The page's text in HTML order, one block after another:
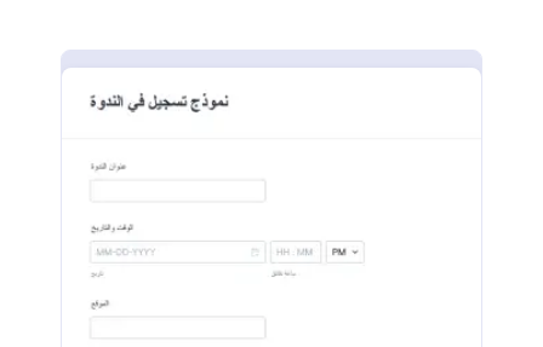
للاشتراك في المسابقة، لن تضطر بعد الآن إلى التعامل مع
يمكنك تخصيصه ليتناسب مع احتياجاتك الخاصة باستخدام
ليتوافق مع هوية المسابقة، أو أضف حقلًا لرفع الملفات
الأعمال الفنية أو النصوص.وبعد الانتهاء من التخصيص،
يمكنك تضمين النموذج في موقع المسابقة أو مشاركته عبر
وسائل التواصل الاجتماعي لبدء جمع المشاركات فورًا. من
خلال اعتماد النماذج الإلكترونية، ستمنح لجنة التحكيم تجربة